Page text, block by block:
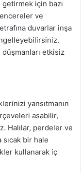
için bazı
ve
duvarlar inşa
etkisiz
yansıtmanın
asabilir,
Halılar, perdeler ve
bir hale
kullanarak iç